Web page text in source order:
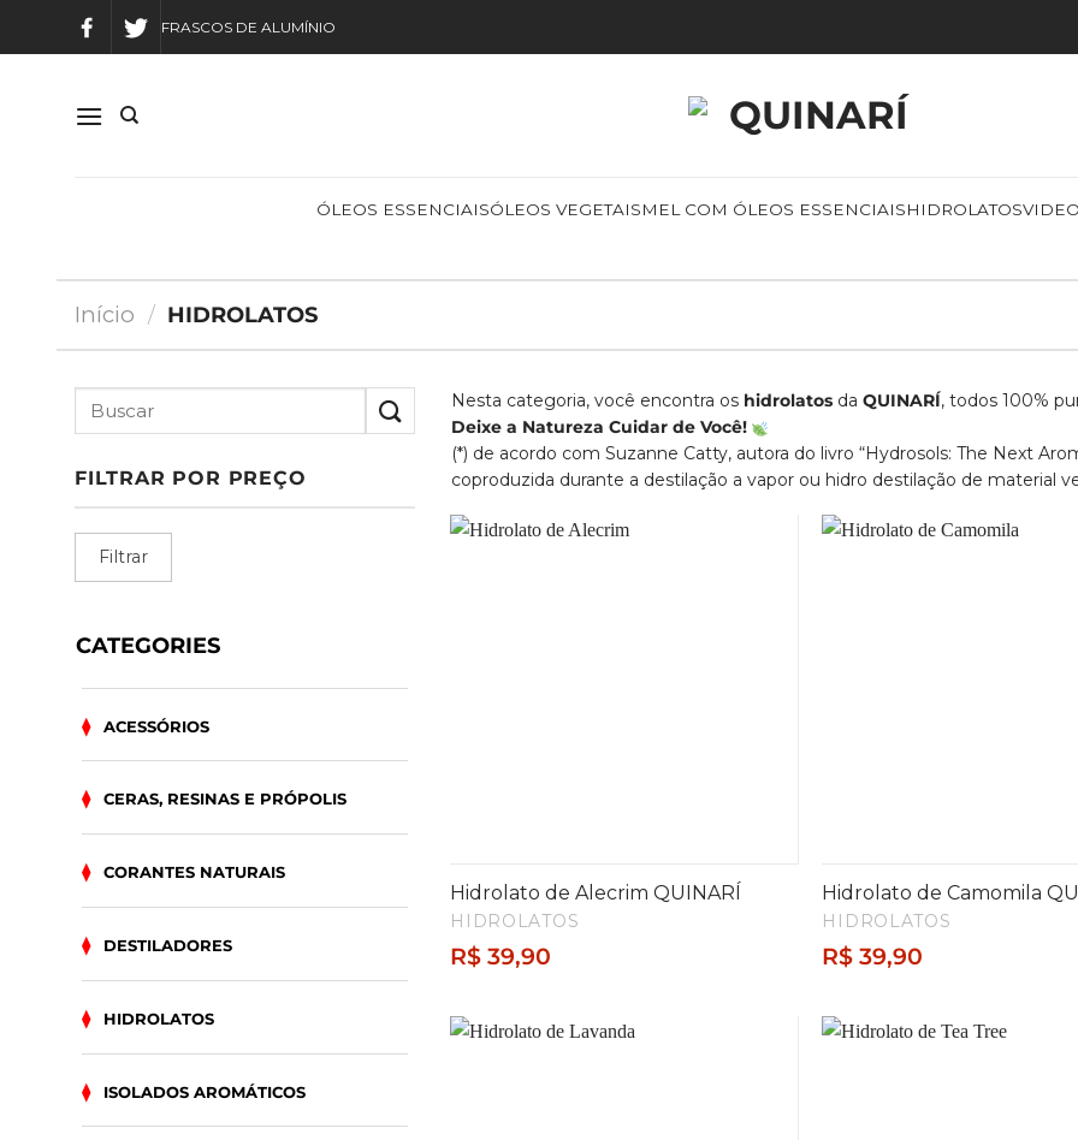
FRASCOS DE ALUMÍNIO
ÓLEOS ESSENCIAISÓLEOS VEGETAISMEL COM ÓLEOS ESSENCIAISHIDROLATOS
Início / HIDROLATOS
FILTRAR POR PREÇO
Preço
mínimo
Preço
máximo
Filtrar
CATEGORIES
ACESSÓRIOS
CERAS, RESINAS E PRÓPOLIS
CORANTES NATURAIS
DESTILADORES
HIDROLATOS
ISOLADOS AROMÁTICOS
Nesta categoria, você encontra os hidrolatosda QUINARÍ, todos 100%
Deixe a Natureza Cuidar de Você!
(*) de acordo com Suzanne Catty, autora do livro “Hydrosols: The Next
coproduzida durante a destilação a vapor ou hidro destilação de material
HIDROLATOS
Hidrolato de Alecrim QUINARÍ
R$ 39,90
HIDROLATOS
Hidrolato de Camomila
R$ 39,90